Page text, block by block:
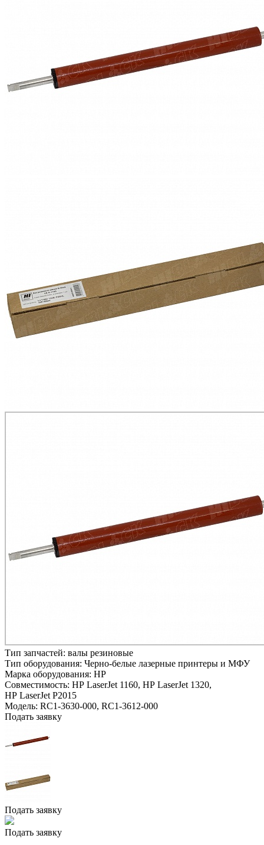
Тип запчастей: валы резиновые
Тип оборудования: Черно-белые лазерные принтеры и МФУ
Марка оборудования: HP
Совместимость: HP LaserJet 1160, HP LaserJet 1320,
HP LaserJet P2015
Модель: RC1-3630-000, RC1-3612-000
Подать заявку
Подать заявку
Подать заявку